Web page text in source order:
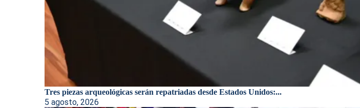
Tres piezas arqueológicas serán repatriadas desde Estados Unidos:...
5 agosto, 2026